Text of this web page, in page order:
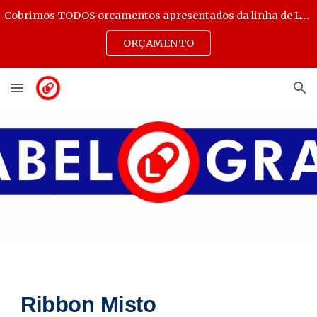
Cobrimos TODOS orçamentos apresentados da linha de Lacres Destrutíveis, Transparentes e Selos de Autenticidade.
ORÇAMENTO
Ribbon Misto